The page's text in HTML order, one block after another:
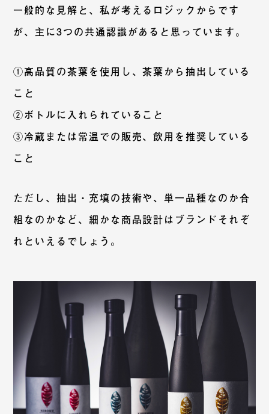
一般的な見解と、私が考えるロジックからです
が、主に3つの共通認識があると思っています。
①高品質の茶葉を使用し、茶葉から抽出している
こと
②ボトルに入れられていること
③冷蔵または常温での販売、飲用を推奨している
こと
ただし、抽出・充填の技術や、単一品種なのか合
組なのかなど、細かな商品設計はブランドそれぞ
れといえるでしょう。